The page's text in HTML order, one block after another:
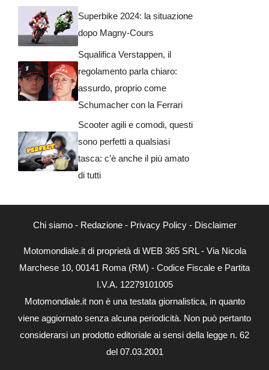
Superbike 2024: la situazione
dopo Magny-Cours
Squalifica Verstappen, il
regolamento parla chiaro:
assurdo, proprio come
Schumacher con la Ferrari
Scooter agili e comodi, questi
sono perfetti a qualsiasi
tasca: c’è anche il più amato
di tutti
Chi siamo- Redazione- Privacy Policy- Disclaimer
Motomondiale.it di proprietà di WEB 365 SRL - Via Nicola
Marchese 10, 00141 Roma (RM) - Codice Fiscale e Partita
I.V.A. 12279101005
Motomondiale.it non è una testata giornalistica, in quanto
viene aggiornato senza alcuna periodicità. Non può pertanto
considerarsi un prodotto editoriale ai sensi della legge n. 62
del 07.03.2001